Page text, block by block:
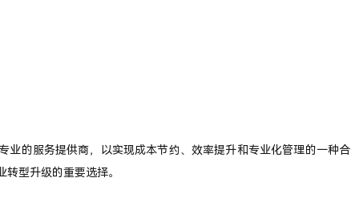
业的服务提供商，以实现成本节约、效率提升和专业化管理的一种合
型升级的重要选择。